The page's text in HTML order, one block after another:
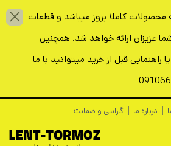
کاملا بروز میباشد و قطعات
عزیزان ارائه خواهد شد. همچنین
قبل از خرید میتوانید با ما
درباره ما گارانتی و ضمانت